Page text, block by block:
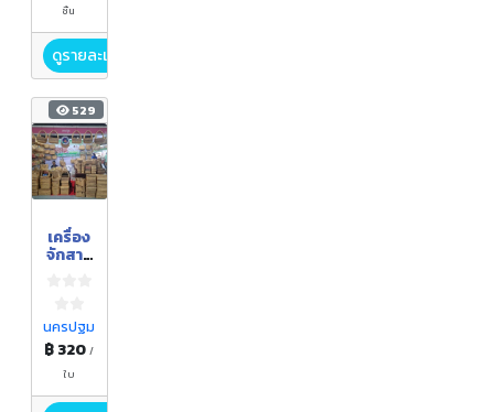
ชิ้น
ดูรายละเอียด
529
เครื่อง
จักสาน
นครปฐม
฿ 320/
ใบ